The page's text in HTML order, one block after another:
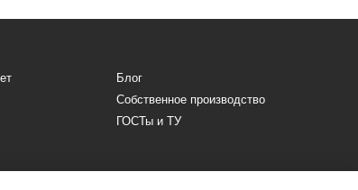
Блог
Собственное производство
ГОСТы и ТУ